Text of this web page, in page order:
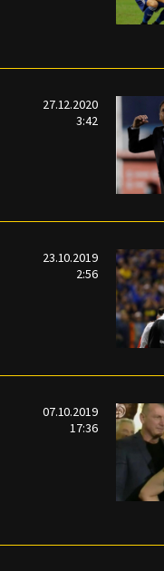
27.12.2020
3:42
23.10.2019
2:56
07.10.2019
17:36